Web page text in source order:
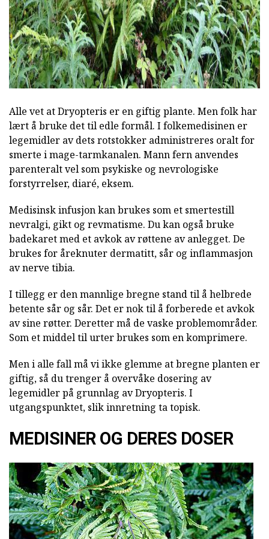
Alle vet at Dryopteris er en giftig plante. Men folk har
lært å bruke det til edle formål. I folkemedisinen er
legemidler av dets rotstokker administreres oralt for
smerte i mage-tarmkanalen. Mann fern anvendes
parenteralt vel som psykiske og nevrologiske
forstyrrelser, diaré, eksem.
Medisinsk infusjon kan brukes som et smertestill
nevralgi, gikt og revmatisme. Du kan også bruke
badekaret med et avkok av røttene av anlegget. De
brukes for åreknuter dermatitt, sår og inflammasjon
av nerve tibia.
I tillegg er den mannlige bregne stand til å helbrede
betente sår og sår. Det er nok til å forberede et avkok
av sine røtter. Deretter må de vaske problemområder.
Som et middel til urter brukes som en komprimere.
Men i alle fall må vi ikke glemme at bregne planten er
giftig, så du trenger å overvåke dosering av
legemidler på grunnlag av Dryopteris. I
utgangspunktet, slik innretning ta topisk.
MEDISINER OG DERES DOSER